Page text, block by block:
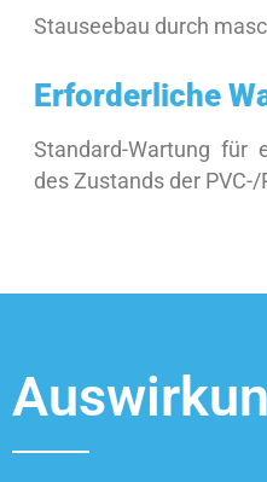
Stauseebau durch
Erforderliche
Standard-Wartung für
des Zustands der